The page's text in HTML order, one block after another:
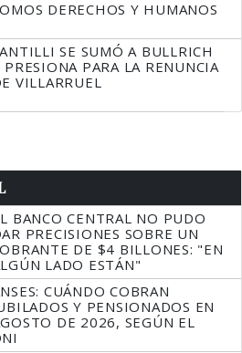
DERECHOS Y HUMANOS
SE SUMÓ A BULLRICH
PRESIONA PARA LA RENUNCIA
VILLARRUEL
BANCO CENTRAL NO PUDO
PRECISIONES SOBRE UN
DE $4 BILLONES: "EN
LADO ESTÁN"
CUÁNDO COBRAN
Y PENSIONADOS EN
DE 2026, SEGÚN EL